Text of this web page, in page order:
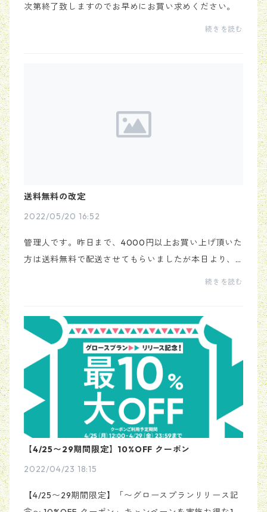
次第終了致しますのでお早めにお買い求めください。
続きを読む
送料無料の改定
2022/05/20 16:52
管理人です。昨日まで、4000円以上お買い上げ頂いた
方は送料無料で配送させてもらいましたが本日より、3
000円以上で送料無料に改定させて頂きます。以上で
続きを読む
【4/25〜29期間限定】10%OFF クーポン
2022/04/23 18:15
【4/25〜29期間限定】「〜グロースプランリリース記